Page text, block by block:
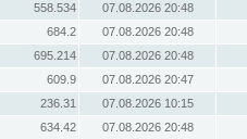
558.534
07.08.2026 20:48
684.2
07.08.2026 20:48
695.214
07.08.2026 20:48
609.9
07.08.2026 20:47
236.31
07.08.2026 10:15
634.42
07.08.2026 20:48